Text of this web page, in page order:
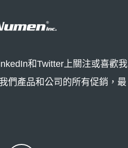
和Twitter上關注或喜歡我
們產品和公司的所有促銷，最